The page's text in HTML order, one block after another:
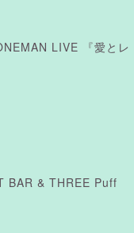
LIVE 『愛とレ
BAR & THREE Puff